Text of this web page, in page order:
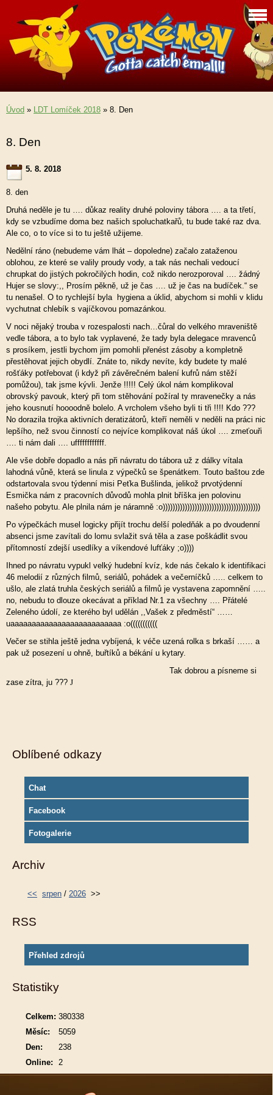
Úvod » LDT Lomíček 2018 » 8. Den
8. Den
5. 8. 2018
8. den
Druhá neděle je tu …. důkaz reality druhé poloviny tábora …. a ta třetí,
kdy se vzbudíme doma bez našich spoluchatkařů, tu bude také raz dva.
Ale co, o to více si to tu ještě užijeme.
Nedělní ráno (nebudeme vám lhát – dopoledne) začalo zataženou
oblohou, ze které se valily proudy vody, a tak nás nechali vedoucí
chrupkat do jistých pokročilých hodin, což nikdo nerozporoval …. žádný
Hujer se slovy:,, Prosím pěkně, už je čas …. už je čas na budíček.“ se
tu nenašel. O to rychlejší byla hygiena a úklid, abychom si mohli v klidu
vychutnat chlebík s vajíčkovou pomazánkou.
V noci nějaký trouba v rozespalosti nach…čůral do velkého mraveniště
vedle tábora, a to bylo tak vyplavené, že tady byla delegace mravenců
s prosíkem, jestli bychom jim pomohli přenést zásoby a kompletně
přestěhovat jejich obydlí. Znáte to, nikdy nevíte, kdy budete ty malé
rošťáky potřebovat (i když při závěrečném balení kufrů nám stěží
pomůžou), tak jsme kývli. Jenže !!!!! Celý úkol nám komplikoval
obrovský pavouk, který při tom stěhování požíral ty mravenečky a nás
jeho kousnutí hoooodně bolelo. A vrcholem všeho byli ti tři !!!! Kdo ???
No dorazila trojka aktivních deratizátorů, kteří neměli v neděli na práci nic
lepšího, než svou činností co nejvíce komplikovat náš úkol …. zmeťouři
…. ti nám dali …. uffffffffffff.
Ale vše dobře dopadlo a nás při návratu do tábora už z dálky vítala
lahodná vůně, která se linula z výpečků se špenátkem. Touto baštou zde
odstartovala svou týdenní misi Peťka Bušlinda, jelikož prvotýdenní
Esmička nám z pracovních důvodů mohla plnit bříška jen polovinu
našeho pobytu. Ale plnila nám je náramně :o))))))))))))))))))))))))))))))))))))))))
Po výpečkách musel logicky přijít trochu delší poledňák a po dvoudenní
absenci jsme zavítali do lomu svlažit svá těla a zase poškádlit svou
přítomností zdejší usedlíky a víkendové lufťáky ;o))))
Ihned po návratu vypukl velký hudební kvíz, kde nás čekalo k identifikaci
46 melodií z různých filmů, seriálů, pohádek a večerníčků ….. celkem to
ušlo, ale zlatá truhla českých seriálů a filmů je vystavena zapomnění …..
no, nebudu to dlouze okecávat a příklad Nr.1 za všechny …. Přátelé
Zeleného údolí, ze kterého byl udělán ,,Vašek z předměstí“ ……
uaaaaaaaaaaaaaaaaaaaaaaaaaa :o(((((((((((
Večer se stihla ještě jedna vybíjená, k véče uzená rolka s brkaší …… a
pak už posezení u ohně, buřtíků a békání u kytary.
Tak dobrou a písneme si
zase zítra, ju ??? J
Oblíbené odkazy
Chat
Facebook
Fotogalerie
Archiv
<< srpen / 2026 >>
RSS
Přehled zdrojů
Statistiky
Online: 2
Celkem: 380338
Měsíc:
5059
Den:
238